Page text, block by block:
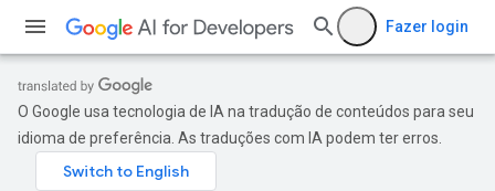
Fazer login
O Google usa tecnologia de IA na tradução de conteúdos para seu
idioma de preferência. As traduções com IA podem ter erros.